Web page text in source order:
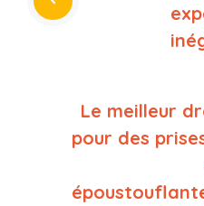
Le meilleur
pour des